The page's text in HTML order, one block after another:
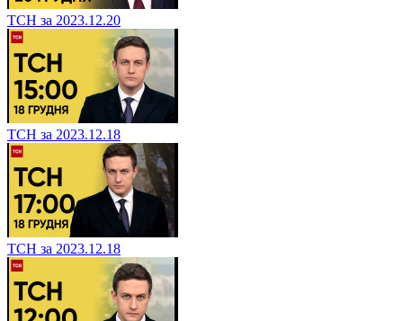
ТСН за 2023.12.20
ТСН за 2023.12.18
ТСН за 2023.12.18